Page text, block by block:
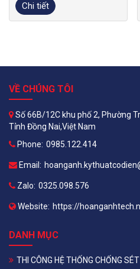
Chi tiết
VỀ CHÚNG TÔI
Số 66B/12C khu phố 2, Phường
Tỉnh Đồng Nai,Việt Nam
Phone: 0985.122.414
Email:
Zalo: 0325.098.576
Website: https://
DANH MỤC
THI CÔNG HỆ THỐNG CHỐNG